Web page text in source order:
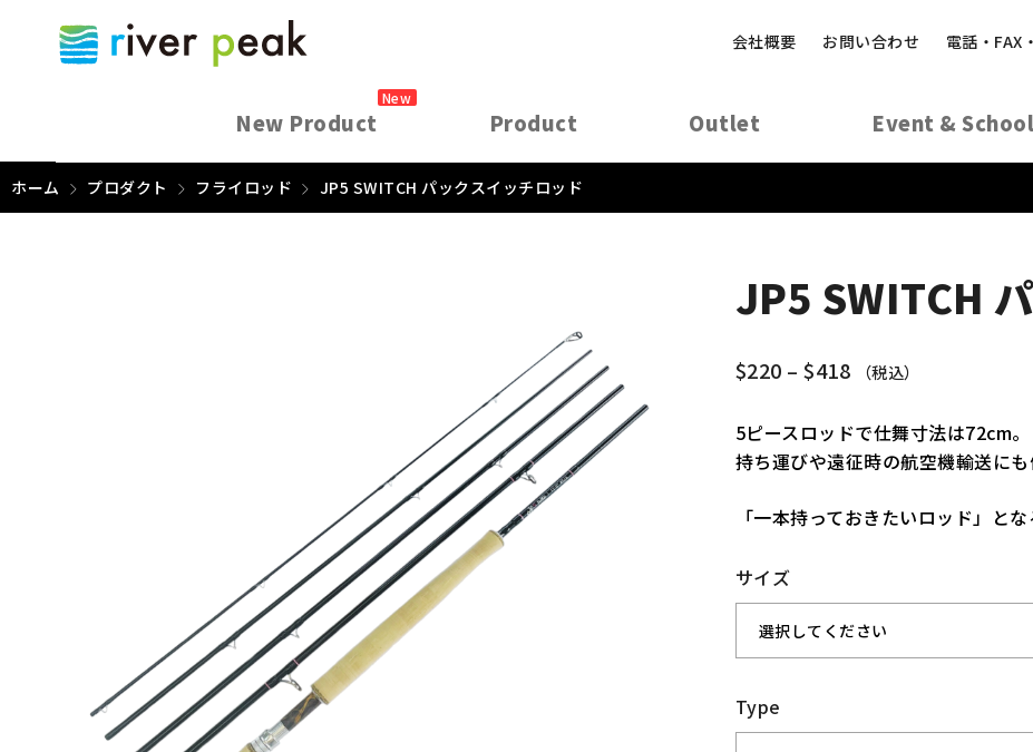
会社概要 お問い合わせ 電話・FAX
New Product
New
Product Outlet Event & School
ホーム プロダクト フライロッド JP5 SWITCH パックスイッチロッド
JP5 SWITCH
$220 –$418 （税込）
5ピースロッドで仕舞寸法は72cm。
持ち運びや遠征時の航空機輸送にも
「一本持っておきたいロッド」と
サイズ
Type